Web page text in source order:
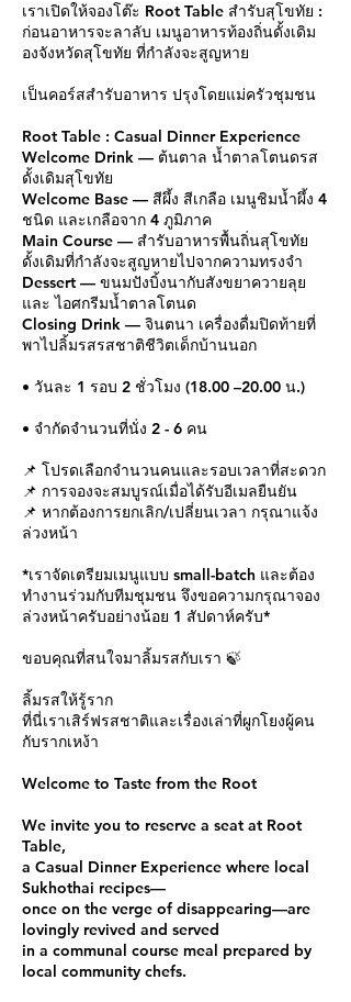
เราเปิดให้จองโต๊ะ Root Table สำรับสุโขทัย :
ก่อนอาหารจะลาลับ เมนูอาหารท้องถิ่นดั้งเดิม
องจังหวัดสุโขทัย ที่กำลังจะสูญหาย
เป็นคอร์สสำรับอาหาร ปรุงโดยแม่ครัวชุมชน
Root Table : Casual Dinner Experience
Welcome Drink — ต้นตาล น้ำตาลโตนดรส
ดั้งเดิมสุโขทัย
Welcome Base — สีผึ้ง สีเกลือ เมนูชิมน้ำผึ้ง 4
ชนิด และเกลือจาก 4 ภูมิภาค
Main Course — สำรับอาหารพื้นถิ่นสุโขทัย
ดั้งเดิมที่กำลังจะสูญหายไปจากความทรงจำ
Dessert — ขนมปังบิ้งนากับสังขยาควายลุย
และ ไอศกรีมน้ำตาลโตนด
Closing Drink — จินตนา เครื่องดื่มปิดท้ายที่
พาไปลิ้มรสรสชาติชีวิตเด็กบ้านนอก
• วันละ 1 รอบ 2 ชั่วโมง (18.00 –20.00 น.)
• จำกัดจำนวนที่นั่ง 2 - 6 คน
📌 โปรดเลือกจำนวนคนและรอบเวลาที่สะดวก
📌 การจองจะสมบูรณ์เมื่อได้รับอีเมลยืนยัน
📌 หากต้องการยกเลิก/เปลี่ยนเวลา กรุณาแจ้ง
ล่วงหน้า
*เราจัดเตรียมเมนูแบบ small-batch และต้อง
ทำงานร่วมกับทีมชุมชน จึงขอความกรุณาจอง
ล่วงหน้าครับอย่างน้อย 1 สัปดาห์ครับ*
ขอบคุณที่สนใจมาลิ้มรสกับเรา 🍃
ลิ้มรสให้รู้ราก
ที่นี่เราเสิร์ฟรสชาติและเรื่องเล่าที่ผูกโยงผู้คน
กับรากเหง้า
Welcome to Taste from the Root
We invite you to reserve a seat at Root
Table,
a Casual Dinner Experience where local
Sukhothai recipes—
once on the verge of disappearing—are
lovingly revived and served
in a communal course meal prepared by
local community chefs.